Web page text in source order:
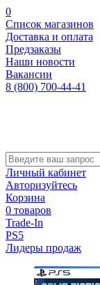
0
Список магазинов
Доставка и оплата
Предзаказы
Наши новости
Вакансии
8 (800) 700-44-41
Личный кабинет
Авторизуйтесь
Корзина
0 товаров
Trade-In
PS5
Лидеры продаж